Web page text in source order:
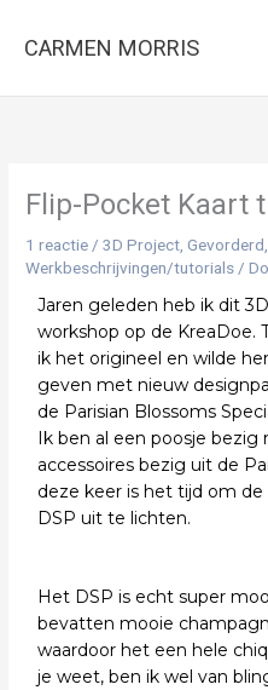
naar
inhoud
CARMEN MORRIS
Flip-Pocket Kaart
1 reactie/3D Project,Gevorderd
Werkbeschrijvingen/tutorials/
Jaren geleden heb ik dit
workshop op de KreaDoe.
ik het origineel en wilde
geven met nieuw
de Parisian Blossoms
Ik ben al een poosje
accessoires bezig uit de
deze keer is het tijd om
DSP uit te lichten.
Het DSP is echt super
bevatten mooie
waardoor het een hele
je weet, ben ik wel van